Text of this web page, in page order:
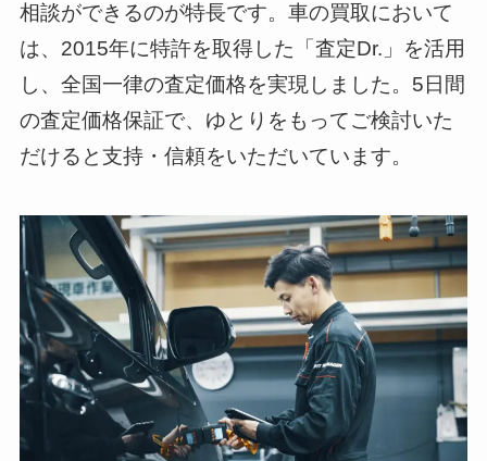
相談ができるのが特長です。車の買取において
は、2015年に特許を取得した「査定Dr.」を活用
し、全国一律の査定価格を実現しました。5日間
の査定価格保証で、ゆとりをもってご検討いた
だけると支持・信頼をいただいています。